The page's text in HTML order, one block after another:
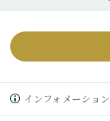
インフォメーション